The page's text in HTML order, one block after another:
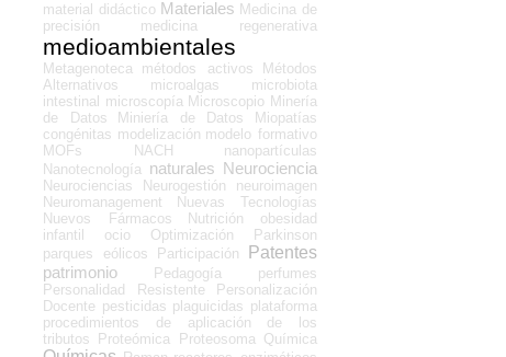
material didáctico Materiales Medicina de
precisión
medicina regenerativa
medioambientales
Metagenoteca métodos activos
Métodos
Alternativos
microalgas
microbiota
intestinal microscopía Microscopio Minería
de Datos
Miniería de Datos
Miopatías
congénitas modelización modelo formativo
MOFs
NACH
nanopartículas
Nanotecnología naturales Neurociencia
Neurociencias Neurogestión
neuroimagen
Neuromanagement
Nuevas Tecnologías
Nuevos Fármacos
Nutrición
obesidad
infantil
ocio Optimización
Parkinson
parques eólicos
Participación
Patentes
patrimonio
Pedagogía
perfumes
Personalidad Resistente
Personalización
Docente pesticidas plaguicidas plataforma
procedimientos de aplicación de los
tributos
Proteómica Proteosoma Química